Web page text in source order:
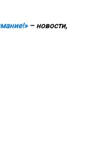
– новости,